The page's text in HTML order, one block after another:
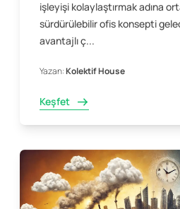
işleyişi kolaylaştırmak adına
sürdürülebilir ofis konsepti
avantajlı ç...
Yazan:Kolektif House
Keşfet